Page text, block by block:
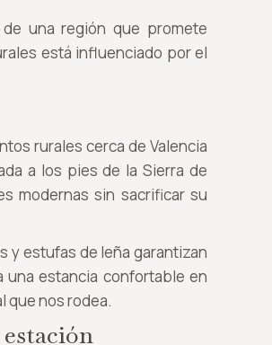
una región que promete
está influenciado por el
rurales cerca de Valencia
a los pies de la Sierra de
modernas sin sacrificar su
y estufas de leña garantizan
una estancia confortable en
que nos rodea.